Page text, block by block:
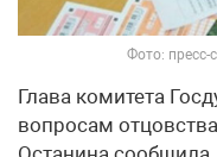
Фото: пресс-
Глава комитета
вопросам